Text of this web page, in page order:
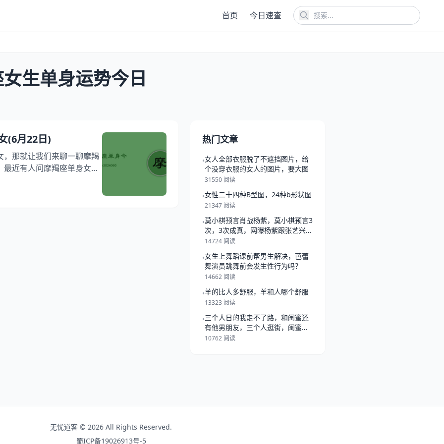
首页 今日速查
生单身运势今日
(6月22日)
那就让我们来聊一聊摩羯
近有人问摩羯座单身女生
一个大家都超关心的话题
查询，相信您对于这个话题
热门文章
•女人全部衣服脱了不遮挡图片，给
个没穿衣服的女人的图片，要大图
31550 阅读
•女性二十四种B型图，24种b形状图
21347 阅读
•莫小棋预言肖战杨紫，莫小棋预言3
次，3次成真，网曝杨紫跟张艺兴在
一起，
14724 阅读
•女生上舞蹈课前帮男生解决，芭蕾
舞演员跳舞前会发生性行为吗？
14662 阅读
•羊的比人多舒服，羊和人哪个舒服
13323 阅读
•三个人日的我走不了路，和闺蜜还
有他男朋友，三个人逛街，闺蜜总
是跟她男朋
10762 阅读
无忧道客 © 2026 All Rights Reserved.
蜀ICP备19026913号-5